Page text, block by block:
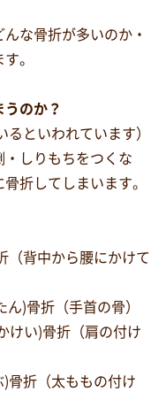
な骨折が多いのか・
。
のか？
といわれています）
・しりもちをつくな
折してしまいます。
（背中から腰にかけて
ん)骨折（手首の骨）
けい)骨折（肩の付け
)骨折（太ももの付け